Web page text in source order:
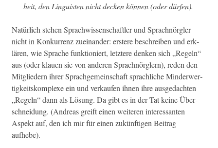
heit, den Lin­guis­ten nicht deck­en kön­nen (oder dürfen).
Natür­lich ste­hen Sprach­wis­senschaftler und Sprach­nör­gler
nicht in Konkur­renz zueinan­der: erstere beschreiben und erk­
lären, wie Sprache funk­tion­iert, let­ztere denken sich „Regeln“
aus (oder klauen sie von anderen Sprach­nör­glern), reden den
Mit­gliedern ihrer Sprachge­mein­schaft sprach­liche Min­der­w­er­
tigkeit­skom­plexe ein und verkaufen ihnen ihre aus­gedacht­en
„Regeln“ dann als Lösung. Da gibt es in der Tat keine Über­
schnei­dung. (Andreas greift einen weit­eren inter­es­san­ten
Aspekt auf, den ich mir für einen zukün­fti­gen Beitrag
aufhebe).